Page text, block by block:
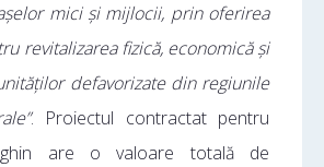
mici și mijlocii, prin oferirea
revitalizarea fizică, economică și
defavorizate din regiunile
. Proiectul contractat pentru
are o valoare totală de